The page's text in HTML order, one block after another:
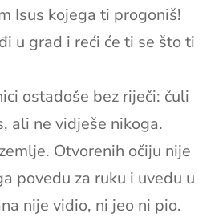
Isus kojega ti progoniš!
u grad i reći će ti se što ti
ostadoše bez riječi: čuli
ali ne vidješe nikoga.
Otvorenih očiju nije
povedu za ruku i uvedu u
nije vidio, ni jeo ni pio.